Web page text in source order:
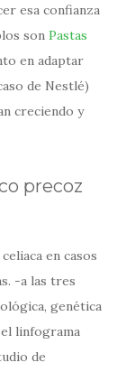
esa confianza
son Pastas
en adaptar
de Nestlé)
creciendo y
precoz
en casos
-a las tres
genética
linfograma
de